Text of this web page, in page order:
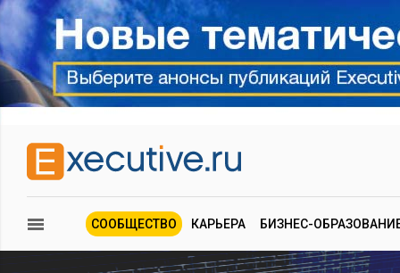
СООБЩЕСТВО КАРЬЕРА БИЗНЕС-